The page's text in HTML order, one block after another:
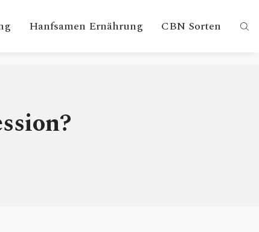
Hanfsamen Ernährung CBN Sorten